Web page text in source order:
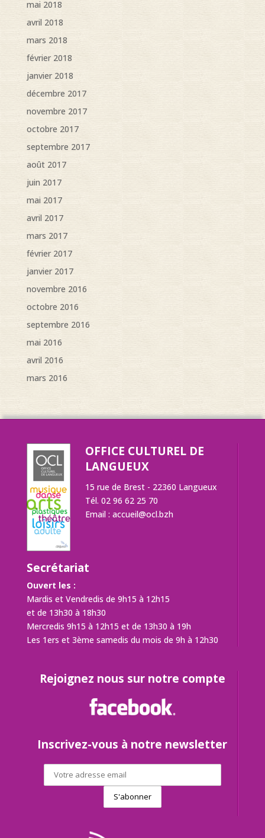
mai 2018
avril 2018
mars 2018
février 2018
janvier 2018
décembre 2017
novembre 2017
octobre 2017
septembre 2017
août 2017
juin 2017
mai 2017
avril 2017
mars 2017
février 2017
janvier 2017
novembre 2016
octobre 2016
septembre 2016
mai 2016
avril 2016
mars 2016
OFFICE CULTUREL DE
LANGUEUX
15 rue de Brest - 22360 Langueux
Tél. 02 96 62 25 70
Email : accueil@ocl.bzh
Secrétariat
Ouvert les :
Mardis et Vendredis de 9h15 à 12h15
et de 13h30 à 18h30
Mercredis 9h15 à 12h15 et de 13h30 à 19h
Les 1ers et 3ème samedis du mois de 9h à 12h30
Rejoignez nous sur notre compte
Inscrivez-vous à notre newsletter